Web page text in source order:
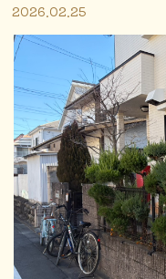
2026.02.25